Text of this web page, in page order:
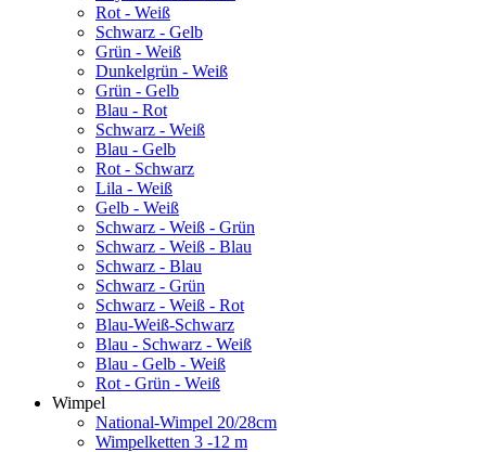
Rot - Weiß
Schwarz - Gelb
Grün - Weiß
Dunkelgrün - Weiß
Grün - Gelb
Blau - Rot
Schwarz - Weiß
Blau - Gelb
Rot - Schwarz
Lila - Weiß
Gelb - Weiß
Schwarz - Weiß - Grün
Schwarz - Weiß - Blau
Schwarz - Blau
Schwarz - Grün
Schwarz - Weiß - Rot
Blau-Weiß-Schwarz
Blau - Schwarz - Weiß
Blau - Gelb - Weiß
Rot - Grün - Weiß
Wimpel
National-Wimpel 20/28cm
Wimpelketten 3 -12 m